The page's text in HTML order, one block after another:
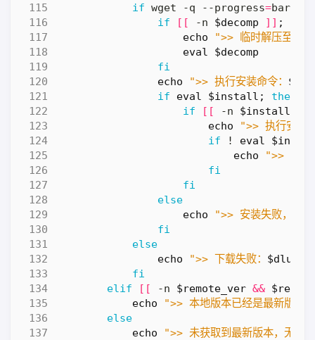
if wget -q --progress=
if
[[ -n $decomp ]] ;
echo
">> 临时解压至：
eval
$decomp
fi
echo
">> 执行安装命令：
if
eval $install ;
then
if
[[ -n
echo
">> 执行安装
if ! eval
echo
">> 安装
fi
fi
else
echo
">> 安装失败，请
fi
else
echo
">> 下载失败： $dlurl
fi
elif
[[ -n $remote_ver &&
echo
">> 本地版本已经是最新版本
else
echo
">> 未获取到最新版本，无法